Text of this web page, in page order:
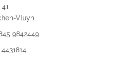
Vluyn
9842449